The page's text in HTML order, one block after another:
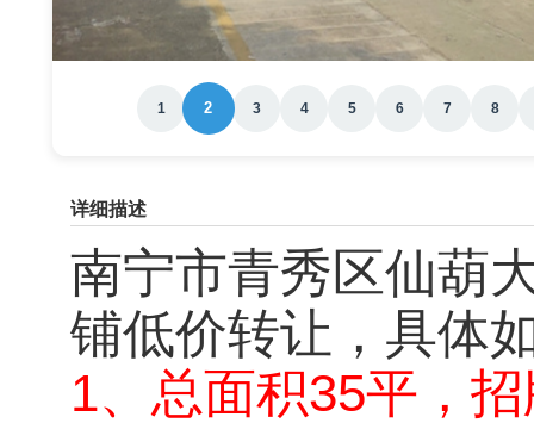
1 2 3 4 5 6 7 8
详细描述
南宁市青秀区仙葫
铺低价转让，具体
1、总面积35平，